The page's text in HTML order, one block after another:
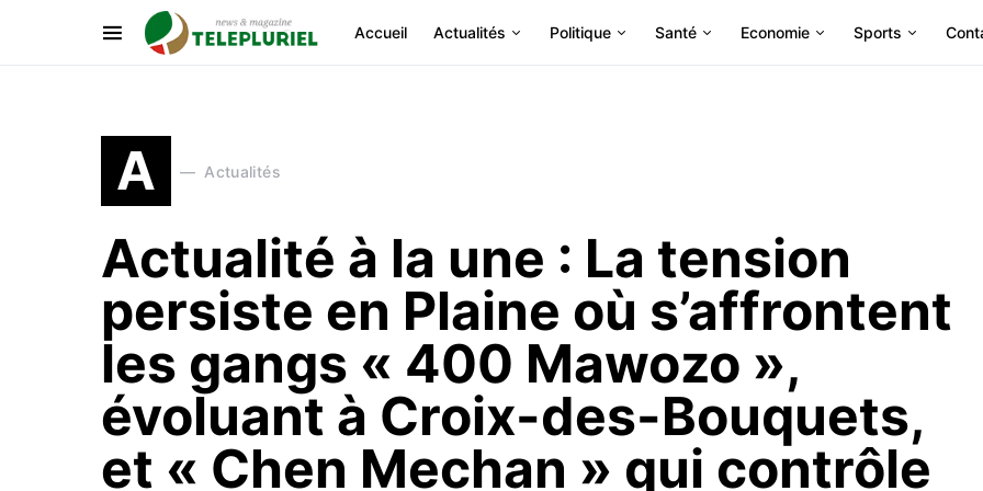
Accueil Actualités Politique Santé Economie Sports
A Actualités
Actualité à la une : La tension
persiste en Plaine où s’affrontent
les gangs « 400 Mawozo »,
évoluant à Croix-des-Bouquets,
et « Chen Mechan » qui contrôle